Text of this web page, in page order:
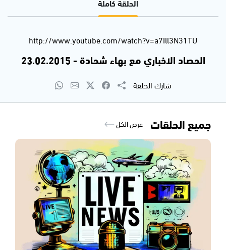
http://www.youtube.com/watch?v=a7Ill3N31TU
الحصاد الاخباري مع بهاء شحادة - 23.02.2015
شارك الحلقة
جميع الحلقات عرض الكل